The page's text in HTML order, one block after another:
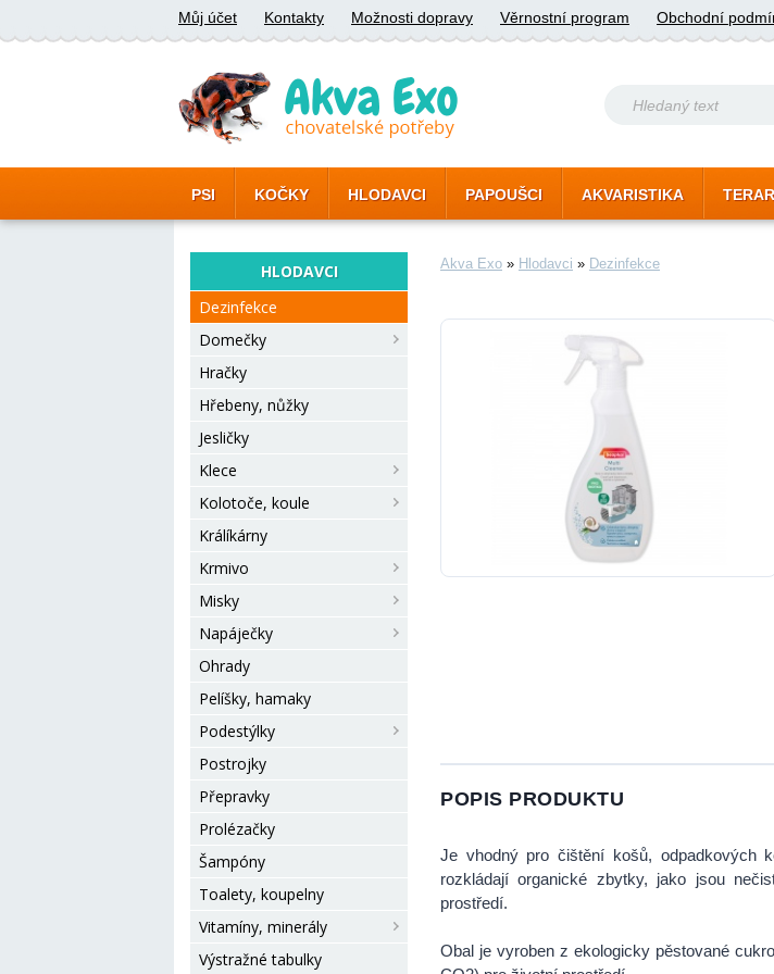
Můj účet Kontakty Možnosti dopravy Věrnostní program Obchodní
PSI KOČKY HLODAVCI PAPOUŠCI AKVARISTIKA
HLODAVCI
Dezinfekce
Domečky
Hračky
Hřebeny, nůžky
Jesličky
Klece
Kolotoče, koule
Králíkárny
Krmivo
Misky
Napáječky
Ohrady
Pelíšky, hamaky
Podestýlky
Postrojky
Přepravky
Prolézačky
Šampóny
Toalety, koupelny
Vitamíny, minerály
Výstražné tabulky
Akva Exo » Hlodavci » Dezinfekce
POPIS PRODUKTU
Je vhodný pro čištění košů, odpadkových
rozkládají organické zbytky, jako jsou
prostředí.
Obal je vyroben z ekologicky pěstované